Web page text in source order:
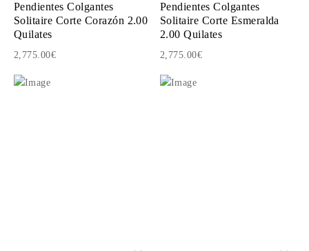
Pendientes Colgantes
Solitaire Corte Corazón 2.00
Quilates
2,775.00€
Pendientes Colgantes
Solitaire Corte Esmeralda
2.00 Quilates
2,775.00€